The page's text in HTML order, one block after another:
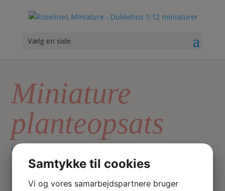
Vælg en side
Miniature
planteopsats
Hjem
Skriv
Søg
Samtykke til cookies
Vi og vores samarbejdspartnere bruger